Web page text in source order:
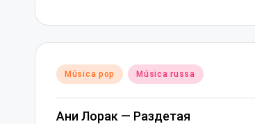
Posted
Música pop Música russa
Ани Лорак — Раздетая